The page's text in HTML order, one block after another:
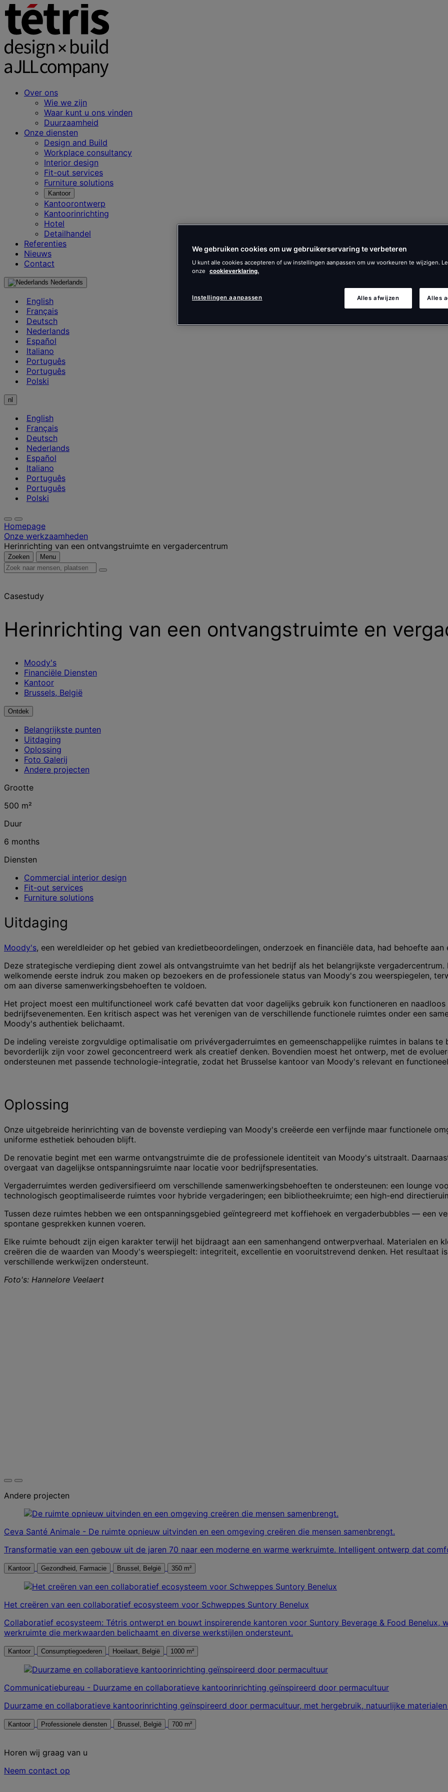
Over ons
Wie we zijn
Waar kunt u ons vinden
Duurzaamheid
Onze diensten
Design and Build
Workplace consultancy
Interior design
Fit-out services
Furniture solutions
Kantoor
Kantoorontwerp
Kantoorinrichting
Hotel
Detailhandel
Referenties
Nieuws
Contact
Nederlands
English
Français
Deutsch
Nederlands
Español
Italiano
Português
Português
Polski
nl
English
Français
Deutsch
Nederlands
Español
Italiano
Português
Português
Polski
Homepage
Onze werkzaamheden
Herinrichting van een ontvangstruimte en vergadercentrum
Zoeken Menu
Zoek
plaatsen,
inzichten
Casestudy
Herinrichting van een ontvangstruimte en
Moody's
Financiële Diensten
Kantoor
Brussels, België
Ontdek
Belangrijkste punten
Uitdaging
Oplossing
Foto Galerij
Andere projecten
Grootte
500 m²
Duur
6 months
Diensten
Commercial interior design
Fit-out services
Furniture solutions
Uitdaging
Moody's, een wereldleider op het gebied van kredietbeoordelingen, onderzoek en financiële data, had behoefte
Deze strategische verdieping dient zowel als ontvangstruimte van het bedrijf als het belangrijkste
welkomende eerste indruk zou maken op bezoekers en de professionele status van Moody's zou weerspiegelen,
om aan diverse samenwerkingsbehoeften te voldoen.
Het project moest een multifunctioneel work café bevatten dat voor dagelijks gebruik kon functioneren en
bedrijfsevenementen. Een kritisch aspect was het verenigen van de verschillende functionele ruimtes onder een
Moody's authentiek belichaamt.
De indeling vereiste zorgvuldige optimalisatie om privévergaderruimtes en gemeenschappelijke ruimtes in balans
bevorderlijk zijn voor zowel geconcentreerd werk als creatief denken. Bovendien moest het ontwerp, met de
ondersteunen met passende technologie-integratie, zodat het Brusselse kantoor van Moody's relevant en
Oplossing
Onze uitgebreide herinrichting van de bovenste verdieping van Moody's creëerde een verfijnde maar functionele
uniforme esthetiek behouden blijft.
De renovatie begint met een warme ontvangstruimte die de professionele identiteit van Moody's uitstraalt.
overgaat van dagelijkse ontspanningsruimte naar locatie voor bedrijfspresentaties.
Vergaderruimtes werden gediversifieerd om verschillende samenwerkingsbehoeften te ondersteunen: een lounge
technologisch geoptimaliseerde ruimtes voor hybride vergaderingen; een bibliotheekruimte; een high-end
Tussen deze ruimtes hebben we een ontspanningsgebied geïntegreerd met koffiehoek en vergaderbubbles — een
spontane gesprekken kunnen voeren.
Elke ruimte behoudt zijn eigen karakter terwijl het bijdraagt aan een samenhangend ontwerpverhaal. Materialen en
creëren die de waarden van Moody's weerspiegelt: integriteit, excellentie en vooruitstrevend denken. Het resultaat
verschillende werkwijzen ondersteunt.
Foto's: Hannelore Veelaert
Andere projecten
Ceva Santé Animale - De ruimte opnieuw uitvinden en een omgeving creëren die mensen samenbrengt.
Transformatie van een gebouw uit de jaren 70 naar een moderne en warme werkruimte. Intelligent ontwerp dat
Kantoor Gezondheid, Farmacie Brussel, België 350 m²
Het creëren van een collaboratief ecosysteem voor Schweppes Suntory Benelux
Collaboratief ecosysteem: Tétris ontwerpt en bouwt inspirerende kantoren voor Suntory Beverage & Food
werkruimte die merkwaarden belichaamt en diverse werkstijlen ondersteunt.
Kantoor Consumptiegoederen Hoeilaart, België 1000 m²
Communicatiebureau - Duurzame en collaboratieve kantoorinrichting geïnspireerd door permacultuur
Duurzame en collaboratieve kantoorinrichting geïnspireerd door permacultuur, met hergebruik, natuurlijke
Kantoor Professionele diensten Brussel, België 700 m²
Horen wij graag van u
Neem contact op
We gebruiken cookies om uw gebruikerservaring te verbeteren
U kunt alle cookies accepteren of uw instellingen aanpassen om uw voorkeuren te wijzigen.
onze
cookieverklaring.
Alles afwijzen Alles
Instellingen aanpassen